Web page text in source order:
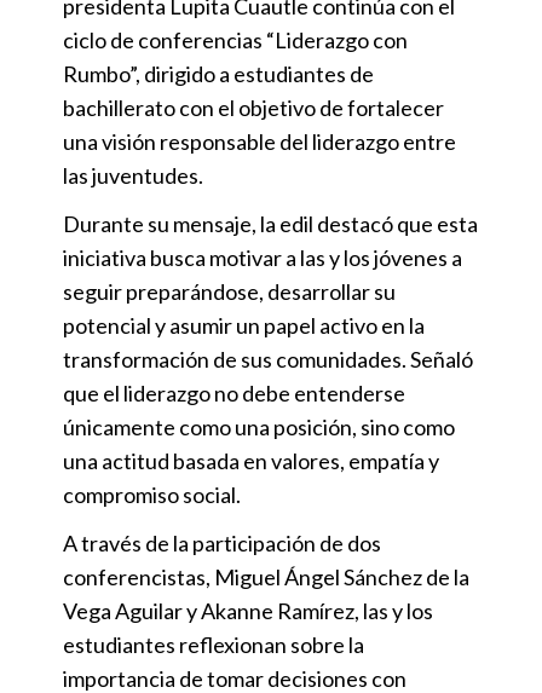
presidenta Lupita Cuautle continúa con el
ciclo de conferencias “Liderazgo con
Rumbo”, dirigido a estudiantes de
bachillerato con el objetivo de fortalecer
una visión responsable del liderazgo entre
las juventudes.
Durante su mensaje, la edil destacó que esta
iniciativa busca motivar a las y los jóvenes a
seguir preparándose, desarrollar su
potencial y asumir un papel activo en la
transformación de sus comunidades. Señaló
que el liderazgo no debe entenderse
únicamente como una posición, sino como
una actitud basada en valores, empatía y
compromiso social.
A través de la participación de dos
conferencistas, Miguel Ángel Sánchez de la
Vega Aguilar y Akanne Ramírez, las y los
estudiantes reflexionan sobre la
importancia de tomar decisiones con